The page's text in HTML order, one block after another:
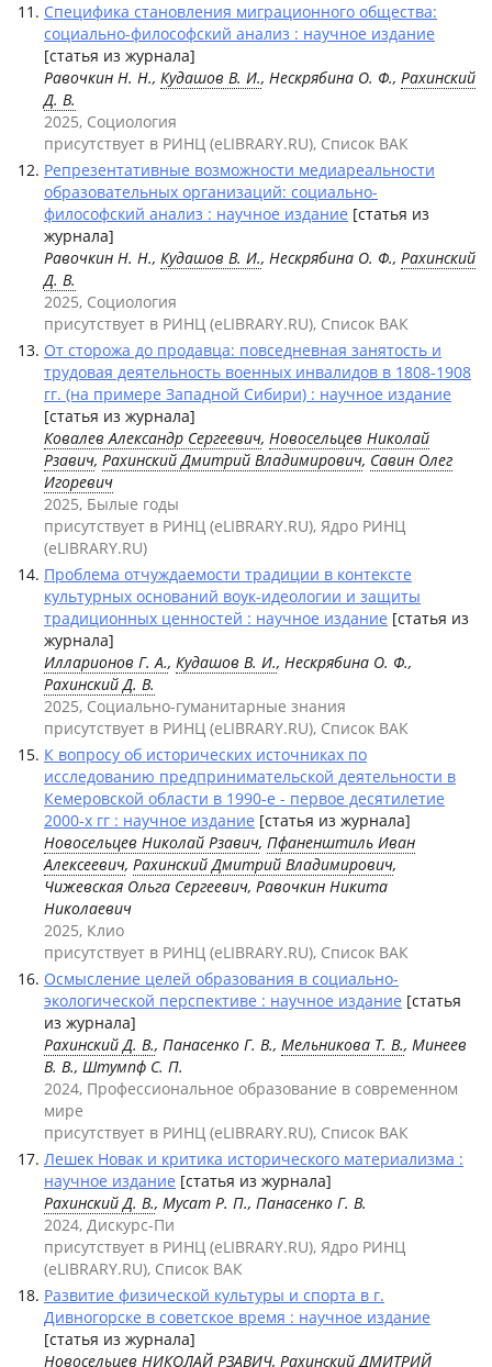
Специфика становления миграционного общества:
социально-философский анализ : научное издание
[статья из журнала]
Равочкин Н. Н., Кудашов В. И., Нескрябина О. Ф., Рахинский
Д. В.
2025, Социология
присутствует в РИНЦ (eLIBRARY.RU), Список ВАК
Репрезентативные возможности медиареальности
образовательных организаций: социально-
философский анализ : научное издание [статья из
журнала]
Равочкин Н. Н., Кудашов В. И., Нескрябина О. Ф., Рахинский
Д. В.
2025, Социология
присутствует в РИНЦ (eLIBRARY.RU), Список ВАК
От сторожа до продавца: повседневная занятость и
трудовая деятельность военных инвалидов в 1808-1908
гг. (на примере Западной Сибири) : научное издание
[статья из журнала]
Ковалев Александр Сергеевич, Новосельцев Николай
Рзавич, Рахинский Дмитрий Владимирович, Савин Олег
Игоревич
2025, Былые годы
присутствует в РИНЦ (eLIBRARY.RU), Ядро РИНЦ
(eLIBRARY.RU)
Проблема отчуждаемости традиции в контексте
культурных оснований воук-идеологии и защиты
традиционных ценностей : научное издание [статья из
журнала]
Илларионов Г. А., Кудашов В. И., Нескрябина О. Ф.,
Рахинский Д. В.
2025, Социально-гуманитарные знания
присутствует в РИНЦ (eLIBRARY.RU), Список ВАК
К вопросу об исторических источниках по
исследованию предпринимательской деятельности в
Кемеровской области в 1990-е - первое десятилетие
2000-х гг : научное издание [статья из журнала]
Новосельцев Николай Рзавич, Пфаненштиль Иван
Алексеевич, Рахинский Дмитрий Владимирович,
Чижевская Ольга Сергеевич, Равочкин Никита
Николаевич
2025, Клио
присутствует в РИНЦ (eLIBRARY.RU), Список ВАК
Осмысление целей образования в социально-
экологической перспективе : научное издание [статья
из журнала]
Рахинский Д. В., Панасенко Г. В., Мельникова Т. В., Минеев
В. В., Штумпф С. П.
2024, Профессиональное образование в современном
мире
присутствует в РИНЦ (eLIBRARY.RU), Список ВАК
Лешек Новак и критика исторического материализма :
научное издание [статья из журнала]
Рахинский Д. В., Мусат Р. П., Панасенко Г. В.
2024, Дискурс-Пи
присутствует в РИНЦ (eLIBRARY.RU), Ядро РИНЦ
(eLIBRARY.RU), Список ВАК
Развитие физической культуры и спорта в г.
Дивногорске в советское время : научное издание
[статья из журнала]
Новосельцев НИКОЛАЙ РЗАВИЧ, Рахинский ДМИТРИЙ